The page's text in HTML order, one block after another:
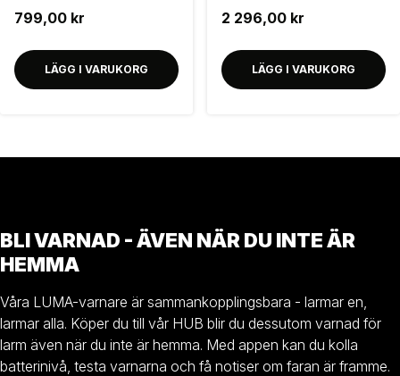
799,00 kr
LÄGG I VARUKORG
2 296,00 kr
LÄGG I VARUKORG
BLI VARNAD - ÄVEN NÄR DU INTE ÄR
HEMMA
Våra LUMA-varnare är sammankopplingsbara - larmar en,
larmar alla. Köper du till vår HUB blir du dessutom varnad för
larm även när du inte är hemma. Med appen kan du kolla
batterinivå, testa varnarna och få notiser om faran är framme.